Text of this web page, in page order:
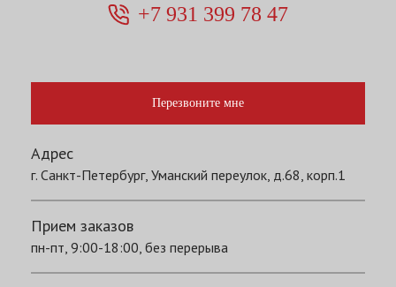
+7 931 399 78 47
Перезвоните мне
Адрес
г. Санкт-Петербург, Уманский переулок, д.68, корп.1
Прием заказов
пн-пт, 9:00-18:00, без перерыва